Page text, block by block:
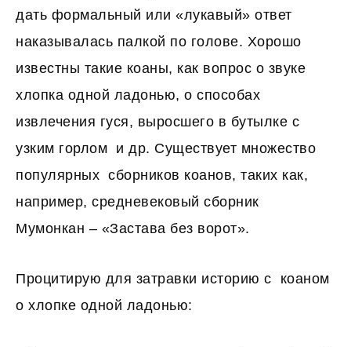
дать формальный или «лукавый» ответ
наказывалась палкой по голове. Хорошо
известны такие коаны, как вопрос о звуке
хлопка одной ладонью, о способах
извлечения гуся, выросшего в бутылке с
узким горлом и др. Существует множество
популярных сборников коанов, таких как,
например, средневековый сборник
Мумонкан – «Застава без ворот».
Процитирую для затравки историю с коаном
о хлопке одной ладонью: